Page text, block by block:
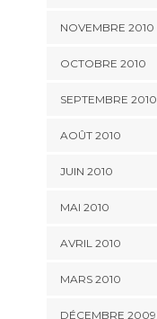
NOVEMBRE 2010
OCTOBRE 2010
SEPTEMBRE 2010
AOÛT 2010
JUIN 2010
MAI 2010
AVRIL 2010
MARS 2010
DÉCEMBRE 2009